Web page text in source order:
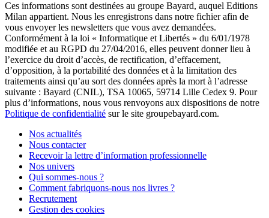
Ces informations sont destinées au groupe Bayard, auquel Editions
Milan appartient. Nous les enregistrons dans notre fichier afin de
vous envoyer les newsletters que vous avez demandées.
Conformément à la loi « Informatique et Libertés » du 6/01/1978
modifiée et au RGPD du 27/04/2016, elles peuvent donner lieu à
l’exercice du droit d’accès, de rectification, d’effacement,
d’opposition, à la portabilité des données et à la limitation des
traitements ainsi qu’au sort des données après la mort à l’adresse
suivante : Bayard (CNIL), TSA 10065, 59714 Lille Cedex 9. Pour
plus d’informations, nous vous renvoyons aux dispositions de notre
Politique de confidentialité sur le site groupebayard.com.
Nos actualités
Nous contacter
Recevoir la lettre d’information professionnelle
Nos univers
Qui sommes-nous ?
Comment fabriquons-nous nos livres ?
Recrutement
Gestion des cookies